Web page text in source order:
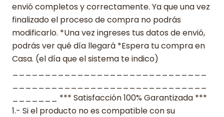
envió completos y correctamente. Ya que una vez
finalizado el proceso de compra no podrás
modificarlo. *Una vez ingreses tus datos de envió,
podrás ver qué día llegará *Espera tu compra en
Casa. (el día que el sistema te indico)
_______ *** Satisfacción 100% Garantizada ***
1.- Si el producto no es compatible con su